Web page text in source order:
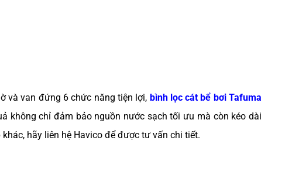
và van đứng 6 chức năng tiện lợi, bình lọc cát bể bơi Tafuma
không chỉ đảm bảo nguồn nước sạch tối ưu mà còn kéo dài
hãy liên hệ Havico để được tư vấn chi tiết.